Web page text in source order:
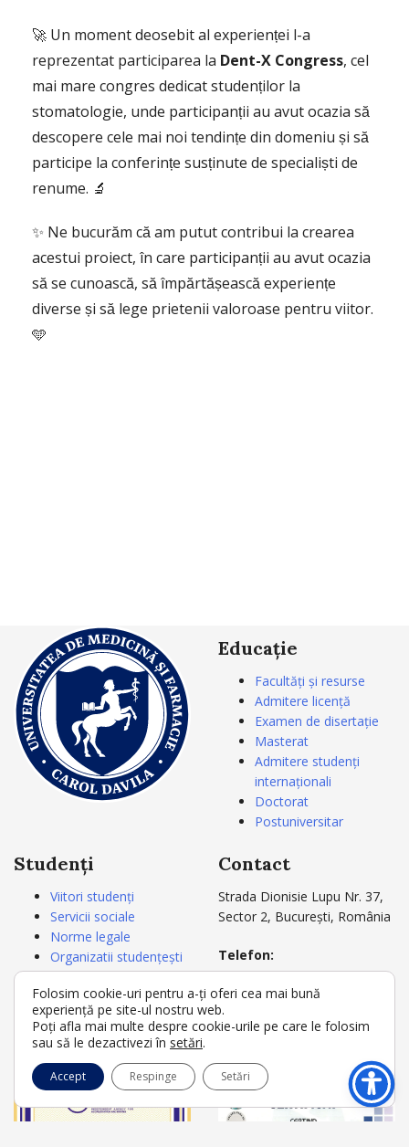
🚀 Un moment deosebit al experienței l-a
reprezentat participarea la Dent-X Congress, cel
mai mare congres dedicat studenților la
stomatologie, unde participanții au avut ocazia să
descopere cele mai noi tendințe din domeniu și să
participe la conferințe susținute de specialiști de
renume. 🔬
✨ Ne bucurăm că am putut contribui la crearea
acestui proiect, în care participanții au avut ocazia
să se cunoască, să împărtășească experiențe
diverse și să lege prietenii valoroase pentru viitor.
🩵
Educație
Facultăți și resurse
Admitere licență
Examen de disertație
Masterat
Admitere studenți
internaționali
Doctorat
Postuniversitar
Studenți
Viitori studenți
Servicii sociale
Norme legale
Organizatii studențești
Carnetul studentului
Acte studii
Secretariat
Contact
Strada Dionisie Lupu Nr. 37,
Sector 2, București, România
Telefon:
+4021 3180721
+4021 3180722
E-mail:rectorat@umfcd.ro
Folosim cookie-uri pentru a-ți oferi cea mai bună
experiență pe site-ul nostru web.
Poți afla mai multe despre cookie-urile pe care le folosim
sau să le dezactivezi în setări.
Accept Respinge Setări